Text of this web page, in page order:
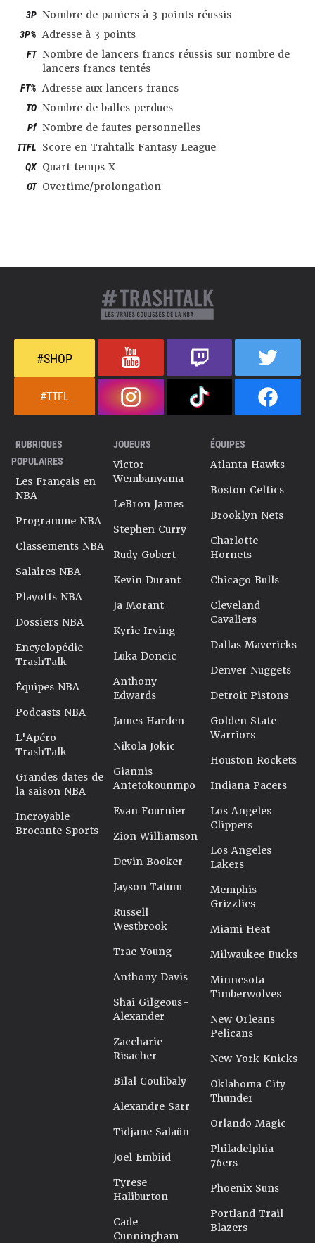
3P Nombre de paniers à 3 points réussis
3P% Adresse à 3 points
FT Nombre de lancers francs réussis sur nombre de
lancers francs tentés
FT% Adresse aux lancers francs
TO Nombre de balles perdues
Pf Nombre de fautes personnelles
TTFL Score en Trahtalk Fantasy League
QX Quart temps X
OT Overtime/prolongation
#SHOP
#TTFL
RUBRIQUES
POPULAIRES
Les Français en
NBA
Programme NBA
Classements NBA
Salaires NBA
Playoffs NBA
Dossiers NBA
Encyclopédie
TrashTalk
Équipes NBA
Podcasts NBA
L'Apéro
TrashTalk
Grandes dates de
la saison NBA
Incroyable
Brocante Sports
JOUEURS
Victor
Wembanyama
LeBron James
Stephen Curry
Rudy Gobert
Kevin Durant
Ja Morant
Kyrie Irving
Luka Doncic
Anthony
Edwards
James Harden
Nikola Jokic
Giannis
Antetokounmpo
Evan Fournier
Zion Williamson
Devin Booker
Jayson Tatum
Russell
Westbrook
Trae Young
Anthony Davis
Shai Gilgeous-
Alexander
Zaccharie
Risacher
Bilal Coulibaly
Alexandre Sarr
Tidjane Salaün
Joel Embiid
Tyrese
Haliburton
Cade
Cunningham
ÉQUIPES
Atlanta Hawks
Boston Celtics
Brooklyn Nets
Charlotte
Hornets
Chicago Bulls
Cleveland
Cavaliers
Dallas Mavericks
Denver Nuggets
Detroit Pistons
Golden State
Warriors
Houston Rockets
Indiana Pacers
Los Angeles
Clippers
Los Angeles
Lakers
Memphis
Grizzlies
Miami Heat
Milwaukee Bucks
Minnesota
Timberwolves
New Orleans
Pelicans
New York Knicks
Oklahoma City
Thunder
Orlando Magic
Philadelphia
76ers
Phoenix Suns
Portland Trail
Blazers